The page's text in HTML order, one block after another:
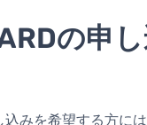
の申
込みを希望する方に